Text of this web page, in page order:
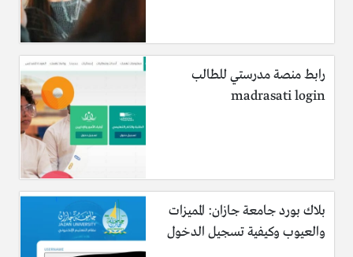
رابط منصة مدرستي للطالب
madrasati login
بلاك بورد جامعة جازان: المميزات
والعيوب وكيفية تسجيل الدخول